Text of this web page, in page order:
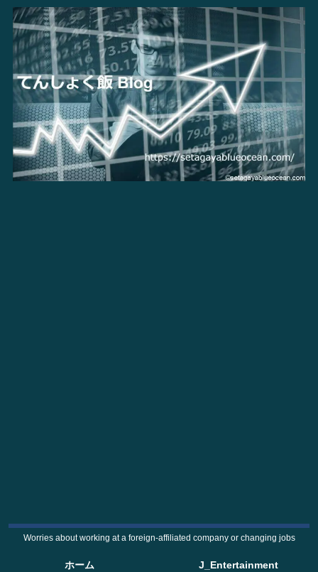
Worries about working at a foreign-affiliated company or changing jobs
ホーム J_Entertainment